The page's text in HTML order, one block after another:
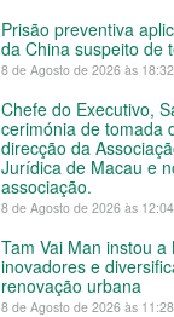
Prisão preventiva
da China suspeito de
8 de Agosto de 2026 às 18:32
Chefe do Executivo,
cerimónia de tomada
direcção da
Jurídica de Macau e
associação.
8 de Agosto de 2026 às 12:04
Tam Vai Man instou
inovadores e
renovação urbana
8 de Agosto de 2026 às 11:28